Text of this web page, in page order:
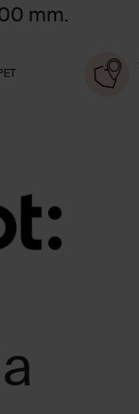
mm.